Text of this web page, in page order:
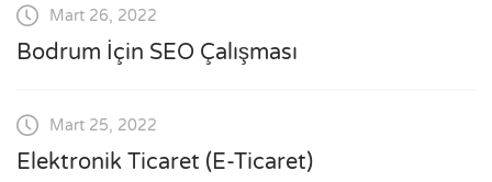
Mart 26, 2022
Bodrum İçin SEO Çalışması
Mart 25, 2022
Elektronik Ticaret (E-Ticaret)